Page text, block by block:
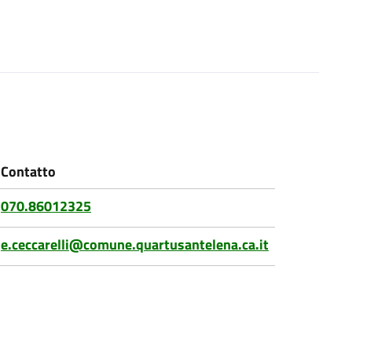
Contatto
070.86012325
e.ceccarelli@comune.quartusantelena.ca.it